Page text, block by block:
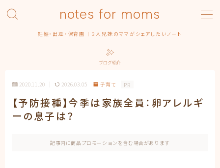
notes for moms
妊娠・出産・保育園 | 3人兄妹のママがシェアしたいノート
MENU
Privacy Policy
Simple Home
みんなの出産エピソード
ブログ紹介
2020.11.20 2026.03.05 子育て PR
【予防接種】今季は家族全員：卵アレルギ
ーの息子は？
記事内に商品プロモーションを含む場合があります